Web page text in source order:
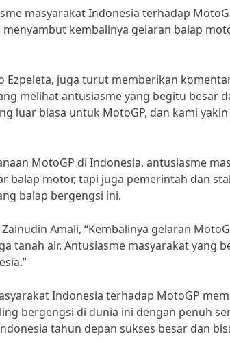
masyarakat Indonesia terhadap
kembalinya gelaran balap
Ezpeleta, juga turut memberikan
melihat antusiasme yang begitu besar
luar biasa untuk MotoGP, dan kami
MotoGP di Indonesia, antusiasme
balap motor, tapi juga pemerintah dan
balap bergengsi ini.
Amali, “Kembalinya gelaran
tanah air. Antusiasme masyarakat yang
Indonesia terhadap MotoGP
bergengsi di dunia ini dengan penuh
tahun depan sukses besar dan